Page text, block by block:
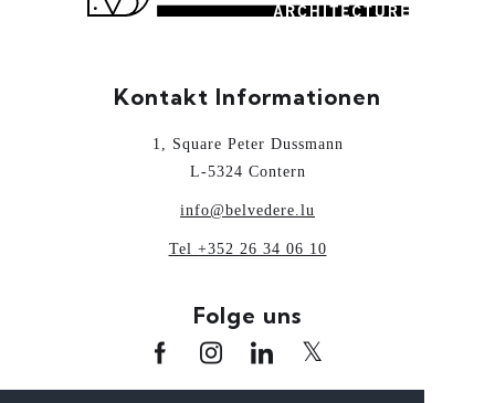
Kontakt Informationen
1, Square Peter Dussmann
L-5324 Contern
info@belvedere.lu
Tel +352 26 34 06 10
Folge uns